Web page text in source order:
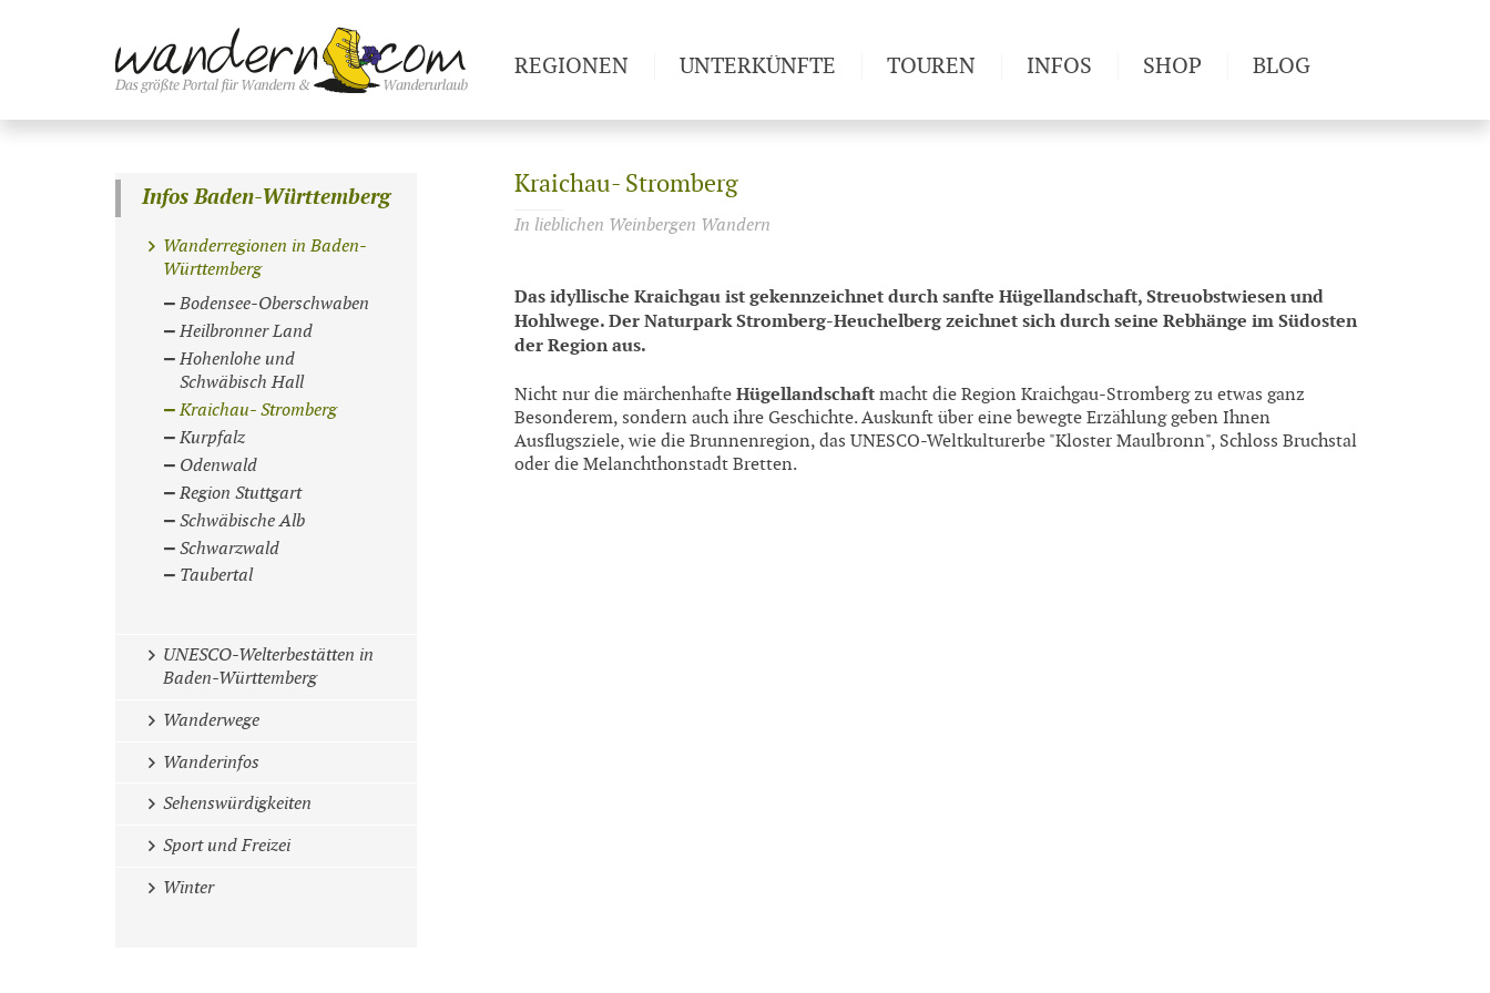
Kraichau- Stromberg
In lieblichen Weinbergen Wandern
Das idyllische Kraichgau ist gekennzeichnet durch sanfte Hügellandschaft, Streuobstwiesen und
Hohlwege. Der Naturpark Stromberg-Heuchelberg zeichnet sich durch seine Rebhänge im Südosten
der Region aus.
Nicht nur die märchenhafte Hügellandschaft macht die Region Kraichgau-Stromberg zu etwas ganz
Besonderem, sondern auch ihre Geschichte. Auskunft über eine bewegte Erzählung geben Ihnen
Ausflugsziele, wie die Brunnenregion, das UNESCO-Weltkulturerbe "Kloster Maulbronn", Schloss Bruchstal
oder die Melanchthonstadt Bretten.
Infos Baden-Württemberg
Wanderregionen in Baden-
Württemberg
Bodensee-Oberschwaben
Heilbronner Land
Hohenlohe und
Schwäbisch Hall
Kraichau- Stromberg
Kurpfalz
Odenwald
Region Stuttgart
Schwäbische Alb
Schwarzwald
Taubertal
UNESCO-Welterbestätten in
Baden-Württemberg
Wanderwege
Wanderinfos
Sehenswürdigkeiten
Sport und Freizei
Winter
REGIONEN UNTERKÜNFTE TOUREN INFOS
Newsletter
SHOP BLOG